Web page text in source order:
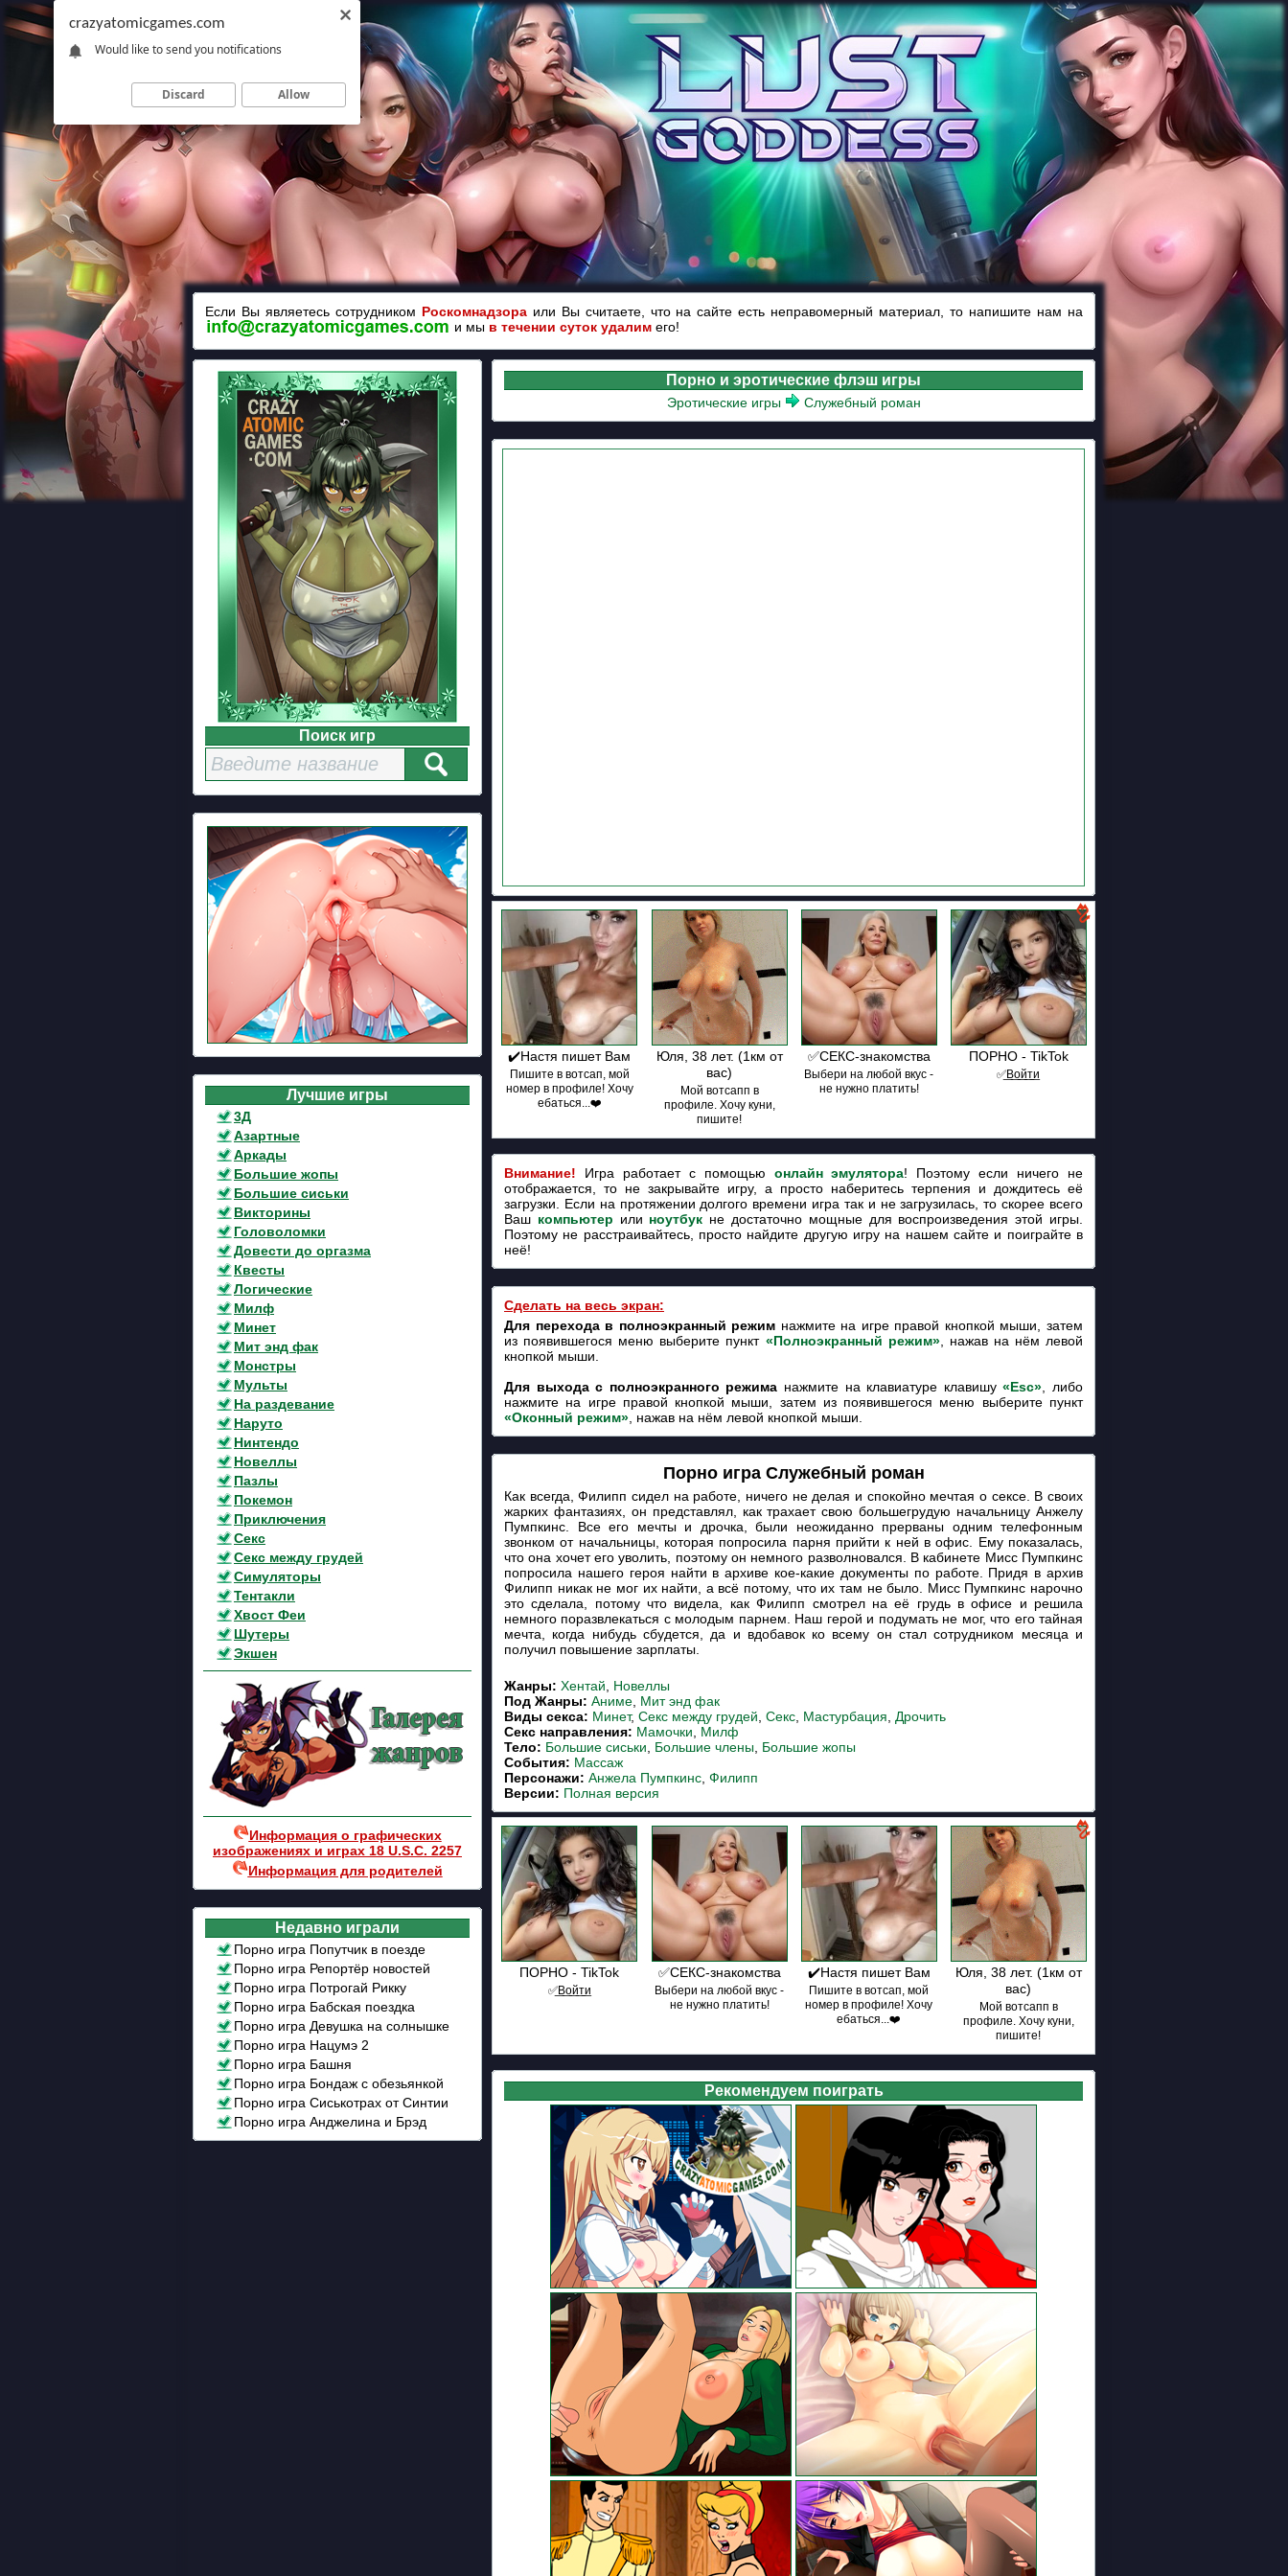
Если Вы являетесь сотрудником Роскомнадзораили Вы считаете, что на сайте есть неправомерный материал, то напишите нам на
и мы в течении суток удалим его!
Поиск игр
Лучшие игры
3Д
Азартные
Аркады
Большие жопы
Большие сиськи
Викторины
Головоломки
Довести до оргазма
Квесты
Логические
Милф
Минет
Мит энд фак
Монстры
Мульты
На раздевание
Наруто
Нинтендо
Новеллы
Пазлы
Покемон
Приключения
Секс
Секс между грудей
Симуляторы
Тентакли
Хвост Феи
Шутеры
Экшен
Информация о графических
изображениях и играх 18 U.S.C. 2257
Информация для родителей
Недавно играли
Порно игра Попутчик в поезде
Порно игра Репортёр новостей
Порно игра Потрогай Рикку
Порно игра Бабская поездка
Порно игра Девушка на солнышке
Порно игра Нацумэ 2
Порно игра Башня
Порно игра Бондаж с обезьянкой
Порно игра Сиськотрах от Синтии
Порно игра Анджелина и Брэд
Порно и эротические флэш игры
Эротические игры Служебный роман
✔️Настя пишет Вам
Пишите в вотсап, мой
номер в профиле! Хочу
ебаться...❤️
Юля, 38 лет. (1км от
вас)
Мой вотсапп в
профиле. Хочу куни,
пишите!
✅СЕКС-знакомства
Выбери на любой вкус -
не нужно платить!
ПОРНО - TikTok
✅͟В͟о͟й͟т͟и
Внимание! Игра работает с помощью онлайн эмулятора! Поэтому если ничего не
отображается, то не закрывайте игру, а просто наберитесь терпения и дождитесь её
загрузки. Если на протяжении долгого времени игра так и не загрузилась, то скорее всего
Ваш компьютер или ноутбук не достаточно мощные для воспроизведения этой игры.
Поэтому не расстраивайтесь, просто найдите другую игру на нашем сайте и поиграйте в
неё!
Сделать на весь экран:
Для перехода в полноэкранный режим нажмите на игре правой кнопкой мыши, затем
из появившегося меню выберите пункт «Полноэкранный режим», нажав на нём левой
кнопкой мыши.
Для выхода с полноэкранного режима нажмите на клавиатуре клавишу«Esc» , либо
нажмите на игре правой кнопкой мыши, затем из появившегося меню выберите пункт
«Оконный режим» , нажав на нём левой кнопкой мыши.
Порно игра Служебный роман
Как всегда, Филипп сидел на работе, ничего не делая и спокойно мечтая о сексе. В своих
жарких фантазиях, он представлял, как трахает свою большегрудую начальницу Анжелу
Пумпкинс. Все его мечты и дрочка, были неожиданно прерваны одним телефонным
звонком от начальницы, которая попросила парня прийти к ней в офис. Ему показалась,
что она хочет его уволить, поэтому он немного разволновался. В кабинете Мисс Пумпкинс
попросила нашего героя найти в архиве кое-какие документы по работе. Придя в архив
Филипп никак не мог их найти, а всё потому, что их там не было. Мисс Пумпкинс нарочно
это сделала, потому что видела, как Филипп смотрел на её грудь в офисе и решила
немного поразвлекаться с молодым парнем. Наш герой и подумать не мог, что его тайная
мечта, когда нибудь сбудется, да и вдобавок ко всему он стал сотрудником месяца и
получил повышение зарплаты.
Жанры: Хентай
Новеллы
Под Жанры: Аниме Мит энд фак
Виды секса: Минет, Секс между грудей Секс Мастурбация
Дрочить
Cекс направления: Мамочки
Милф
Тело: Большие сиськи Большие члены Большие жопы
События: Массаж
Персонажи: Анжела Пумпкинс Филипп
Версии: Полная версия
ПОРНО - TikTok
✅͟В͟о͟й͟т͟и
✅СЕКС-знакомства
Выбери на любой вкус -
не нужно платить!
✔️Настя пишет Вам
Пишите в вотсап, мой
номер в профиле! Хочу
ебаться...❤️
Юля, 38 лет. (1км от
вас)
Мой вотсапп в
профиле. Хочу куни,
пишите!
Рекомендуем поиграть
crazyatomicgames.com
Would like to send you notifications
Discard Allow